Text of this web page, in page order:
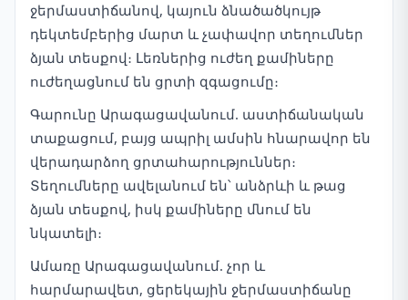
ջերմաստիճանով, կայուն ձնածածկույթ
դեկտեմբերից մարտ և չափավոր տեղումներ
ձյան տեսքով։ Լեռներից ուժեղ քամիները
ուժեղացնում են ցրտի զգացումը։
Գարունը Արագացավանում. աստիճանական
տաքացում, բայց ապրիլ ամսին հնարավոր են
վերադարձող ցրտահարություններ։
Տեղումները ավելանում են՝ անձրևի և թաց
ձյան տեսքով, իսկ քամիները մնում են
նկատելի։
Ամառը Արագացավանում. չոր և
հարմարավետ, ցերեկային ջերմաստիճանը